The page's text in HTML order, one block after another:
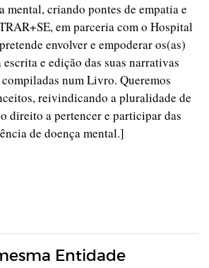
mental, criando pontes de empatia e
em parceria com o Hospital
envolver e empoderar os(as)
e edição das suas narrativas
compiladas num Livro. Queremos
reivindicando a pluralidade de
direito a pertencer e participar das
de doença mental.]
Entidade